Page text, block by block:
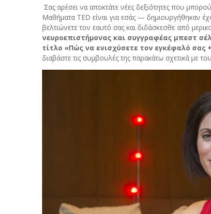
Σας αρέσει να αποκτάτε νέες δεξιότητες που
Μαθήματα TED είναι για εσάς — δημιουργήθηκαν
βελτιώνετε τον εαυτό σας και διδάσκεσθε από
νευροεπιστήμονας και συγγραφέας μπεστ
τίτλο «Πώς να ενισχύσετε τον εγκέφαλό σας
διαβάστε τις συμβουλές της παρακάτω σχετικά με